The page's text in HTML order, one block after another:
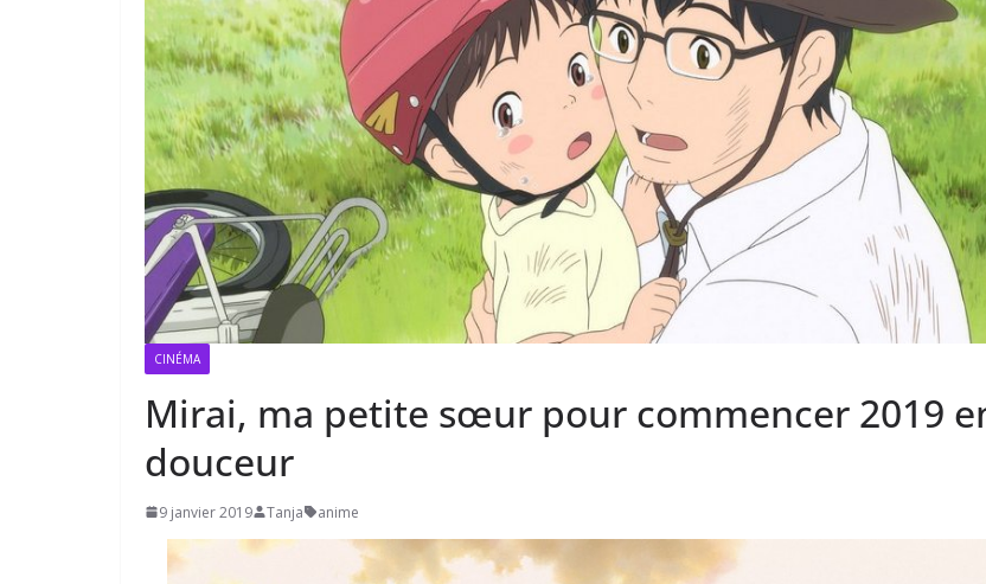
CINÉMA
Mirai, ma petite sœur pour commencer 2019
douceur
9 janvier 2019 Tanja anime